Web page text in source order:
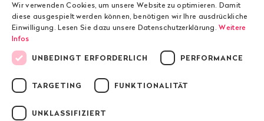
© 2026 Public Eye
ENGLISH
DEUTSCH
Wir verwenden Cookies, um unsere Website zu optimieren. Damit
diese ausgespielt werden können, benötigen wir Ihre ausdrückliche
Einwilligung. Lesen Sie dazu unsere Datenschutzerklärung. Weitere
Infos
UNBEDINGT ERFORDERLICH PERFORMANCE
TARGETING FUNKTIONALITÄT
UNKLASSIFIZIERT